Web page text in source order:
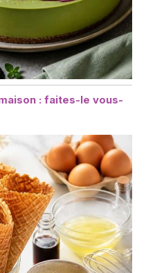
: faites-le vous-